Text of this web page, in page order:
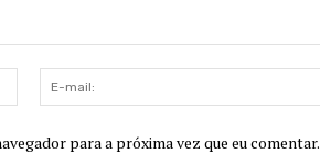
Nome:
para a próxima vez que eu comentar.